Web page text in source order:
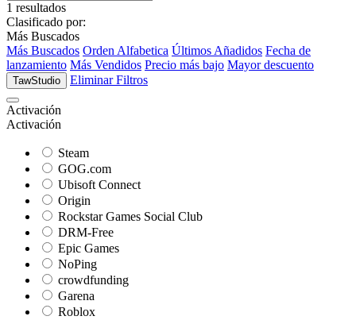
1 resultados
Clasificado por:
Más Buscados
Más Buscados Orden Alfabetica Últimos Añadidos Fecha de
lanzamiento Más Vendidos Precio más bajo Mayor descuento
TawStudio Eliminar Filtros
Activación
Activación
Steam
GOG.com
Ubisoft Connect
Origin
Rockstar Games Social Club
DRM-Free
Epic Games
NoPing
crowdfunding
Garena
Roblox